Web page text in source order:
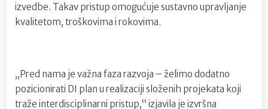
izvedbe. Takav pristup omogućuje sustavno upravljanje
kvalitetom, troškovima i rokovima.
„Pred nama je važna faza razvoja – želimo dodatno
pozicionirati DI plan u realizaciji složenih projekata koji
traže interdisciplinarni pristup,“ izjavila je izvršna